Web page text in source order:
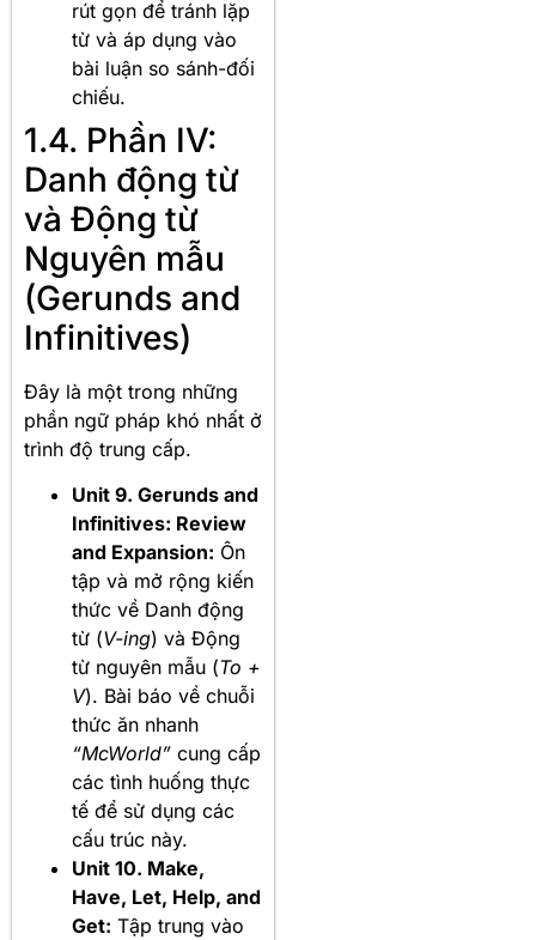
rút gọn để tránh lặp
từ và áp dụng vào
bài luận so sánh-đối
chiếu.
1.4. Phần IV:
Danh động từ
và Động từ
Nguyên mẫu
(Gerunds and
Infinitives)
Đây là một trong những
phần ngữ pháp khó nhất ở
trình độ trung cấp.
Unit 9. Gerunds and
Infinitives: Review
and Expansion: Ôn
tập và mở rộng kiến
thức về Danh động
từ (V-ing) và Động
từ nguyên mẫu (To +
V). Bài báo về chuỗi
thức ăn nhanh
“McWorld” cung cấp
các tình huống thực
tế để sử dụng các
cấu trúc này.
Unit 10. Make,
Have, Let, Help, and
Get: Tập trung vào